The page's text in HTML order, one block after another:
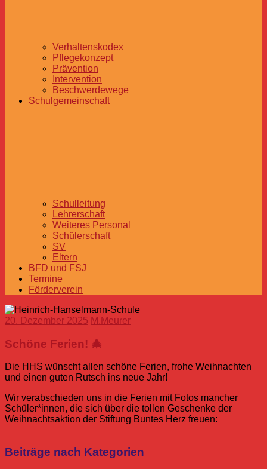
Verhaltenskodex
Pflegekonzept
Prävention
Intervention
Beschwerdewege
Schulgemeinschaft
Schulleitung
Lehrerschaft
Weiteres Personal
Schülerschaft
SV
Eltern
BFD und FSJ
Termine
Förderverein
20. Dezember 2025 M.Meurer
Schöne Ferien! 🎄
Die HHS wünscht allen schöne Ferien, frohe Weihnachten
und einen guten Rutsch ins neue Jahr!
Wir verabschieden uns in die Ferien mit Fotos mancher
Schüler*innen, die sich über die tollen Geschenke der
Weihnachtsaktion der Stiftung Buntes Herz freuen:
Allgemein
Schuljahr
Geschenke Stiftung
Beiträge nach Kategorien